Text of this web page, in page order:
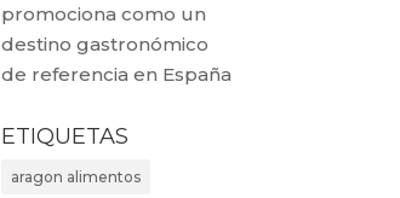
promociona como un
destino gastronómico
de referencia en España
ETIQUETAS
aragon alimentos